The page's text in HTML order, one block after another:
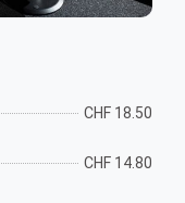
CHF 18.50
CHF 14.80